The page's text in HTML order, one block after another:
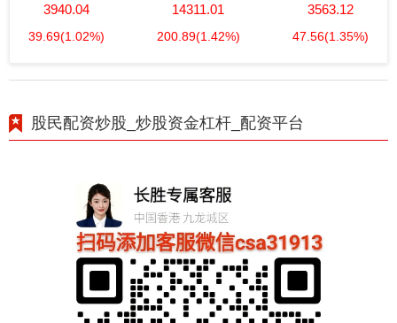
3940.04
39.69(1.02%)
14311.01
200.89(1.42%)
3563.12
47.56(1.35%)
股民配资炒股_炒股资金杠杆_配资平台